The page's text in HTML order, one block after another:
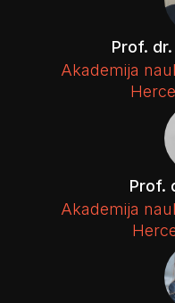
Prof.
Akademija
Prof.
Akademija